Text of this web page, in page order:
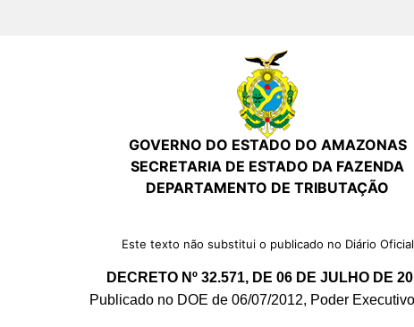
GOVERNO DO ESTADO DO AMAZONAS
SECRETARIA DE ESTADO DA FAZENDA
DEPARTAMENTO DE TRIBUTAÇÃO
Este texto não substitui o publicado no Diário Oficial
DECRETO Nº 32.571, DE 06 DE JULHO DE
Publicado no DOE de 06/07/2012, Poder